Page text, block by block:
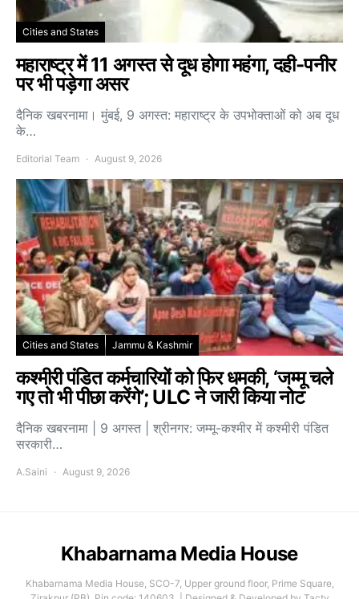
Cities and States
महाराष्ट्र में 11 अगस्त से दूध होगा महंगा, दही-पनीर
पर भी पड़ेगा असर
दैनिक खबरनामा। मुंबई, 9 अगस्त: महाराष्ट्र के उपभोक्ताओं को अब दूध
के…
Editorial Team August 9, 2026
Cities and States Jammu & Kashmir
कश्मीरी पंडित कर्मचारियों को फिर धमकी, ‘जम्मू चले
गए तो भी पीछा करेंगे’; ULC ने जारी किया नोट
दैनिक खबरनामा | 9 अगस्त | श्रीनगर: जम्मू-कश्मीर में कश्मीरी पंडित
सरकारी…
A.Saini August 9, 2026
Khabarnama Media House
Khabarnama Media House, SCO-7, Upper ground floor, Prime Square,